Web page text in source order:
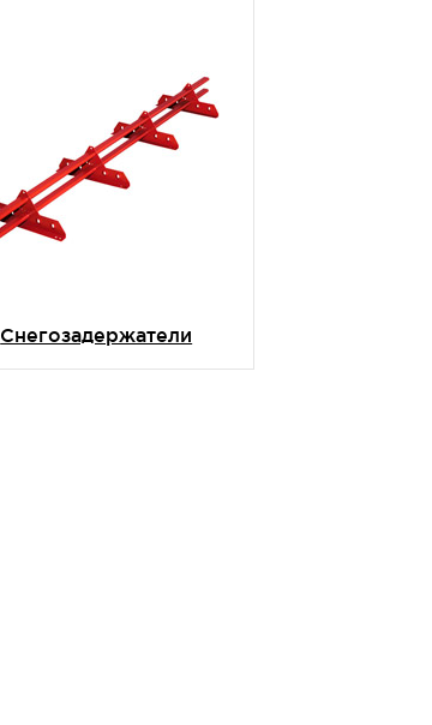
Снегозадержатели